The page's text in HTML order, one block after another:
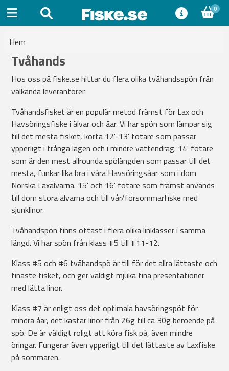
0
Hem
Tvåhands
Hos oss på fiske.se hittar du flera olika tvåhandsspön från
välkända leverantörer.
Tvåhandsfisket är en populär metod främst för Lax och
Havsöringsfiske i älvar och åar. Vi har spön som lämpar sig
till det mesta fisket, korta 12'-13' fotare som passar
ypperligt i trånga lägen och i mindre vattendrag. 14' fotare
som är den mest allrounda spölängden som passar till det
mesta, funkar lika bra i våra Havsöringsåar som i dom
Norska Laxälvarna. 15' och 16' fotare som främst används
till dom stora älvarna och till vår/försommarfiske med
sjunklinor.
Tvåhandspön finns oftast i flera olika linklasser i samma
längd. Vi har spön från klass #5 till #11-12.
Klass #5 och #6 tvåhandspö är till för det allra lättaste och
finaste fisket, och ger väldigt mjuka fina presentationer
med lätta linor.
Klass #7 är enligt oss det optimala havsöringspöt för
mindra åar, det kastar linor från 26g till ca 30g beroende på
spö. De är väldigt roligt att köra fisk på, även mindre
öringar. Fungerar även ypperligt till det lättaste av Laxfiske
på sommaren.